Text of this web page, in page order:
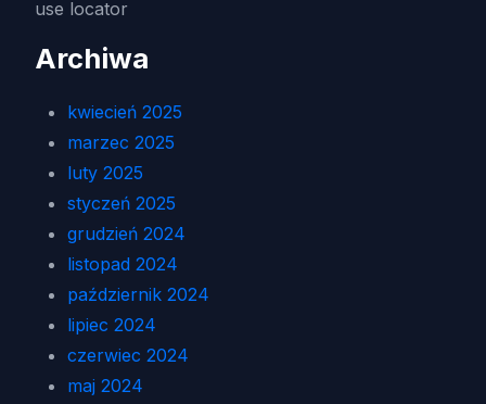
use locator
Archiwa
kwiecień 2025
marzec 2025
luty 2025
styczeń 2025
grudzień 2024
listopad 2024
październik 2024
lipiec 2024
czerwiec 2024
maj 2024